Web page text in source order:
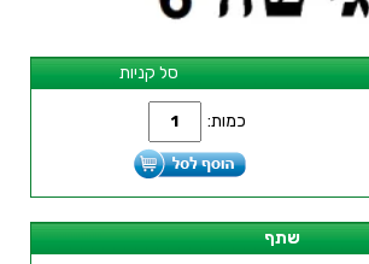
סל קניות
כמות:
שתף